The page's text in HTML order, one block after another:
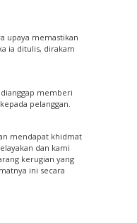
upaya memastikan
ia ditulis, dirakam
memberi
pelanggan.
mendapat khidmat
dan kami
kerugian yang
ini secara